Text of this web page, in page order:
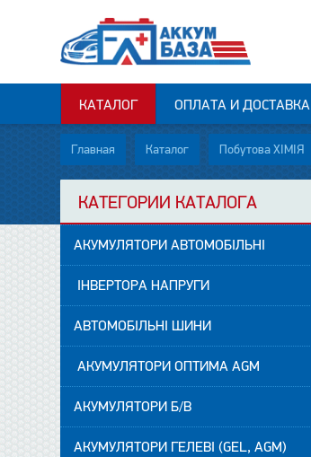
КАТАЛОГ ОПЛАТА И ДОСТАВКА
Главная Каталог Побутова ХІМІЯ
КАТЕГОРИИ КАТАЛОГА
АКУМУЛЯТОРИ АВТОМОБІЛЬНІ
ІНВЕРТОРА НАПРУГИ
АВТОМОБІЛЬНІ ШИНИ
АКУМУЛЯТОРИ ОПТИМА AGM
АКУМУЛЯТОРИ Б/В
АКУМУЛЯТОРИ ГЕЛЕВІ (GEL, AGM)